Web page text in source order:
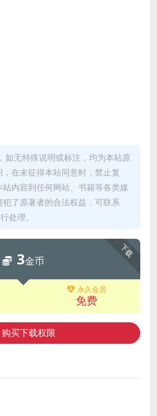
如无特殊说明或标注，均为本站原
在未征得本站同意时，禁止复
内容到任何网站、书籍等各类媒
了原著者的合法权益，可联系
处理。
下载
3金币
永久会员
免费
购买下载权限